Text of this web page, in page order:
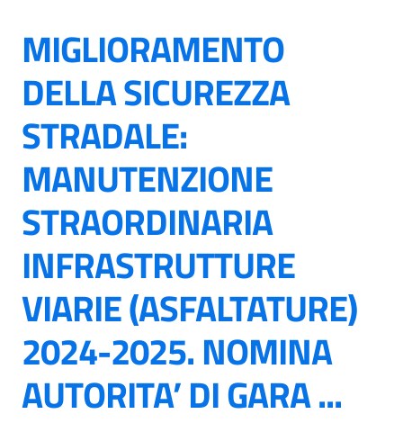
MIGLIORAMENTO
DELLA SICUREZZA
STRADALE:
MANUTENZIONE
STRAORDINARIA
INFRASTRUTTURE
VIARIE (ASFALTATURE)
2024-2025. NOMINA
AUTORITA’ DI GARA ...